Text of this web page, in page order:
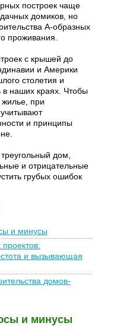
построек чаще
домиков, но
А-образных
проживания.
с крышей до
и Америки
столетия и
в наших краях. Чтобы
при
и принципы
дом,
и отрицательные
грубых ошибок
и минусы
и вызывающая
домов-
и минусы